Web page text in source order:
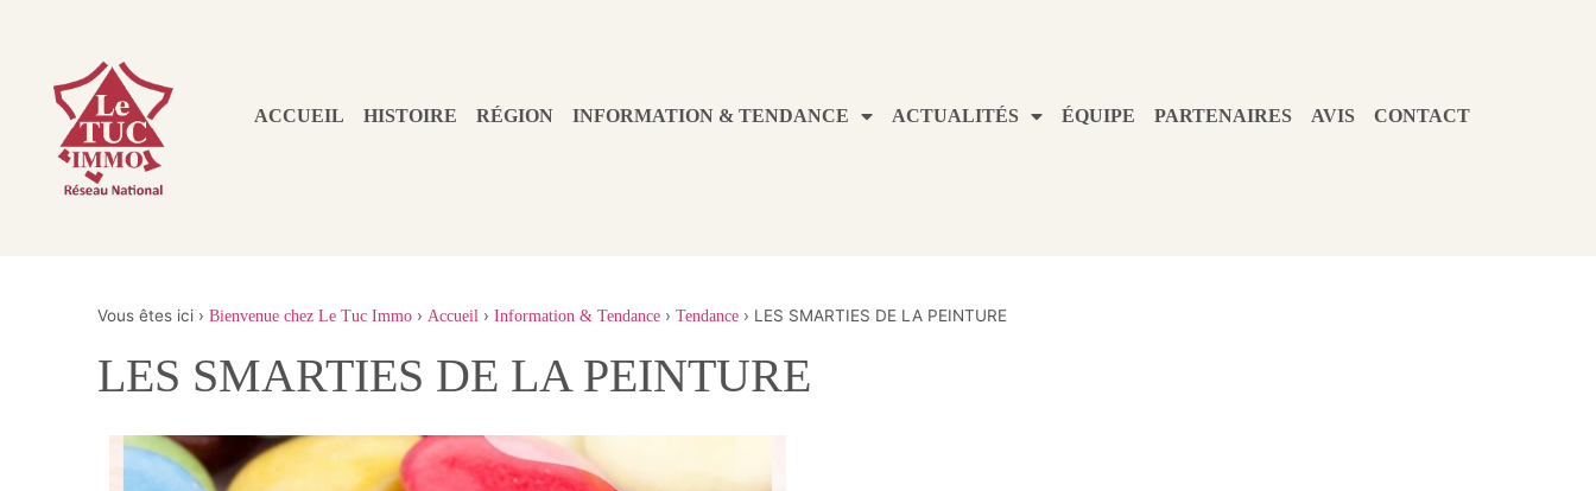
ACCUEIL HISTOIRE RÉGION INFORMATION & TENDANCE ACTUALITÉS ÉQUIPE PARTENAIRES AVIS CONTACT
Vous êtes ici › Bienvenue chez Le Tuc Immo › Accueil › Information & Tendance › Tendance › LES SMARTIES DE LA PEINTURE
LES SMARTIES DE LA PEINTURE